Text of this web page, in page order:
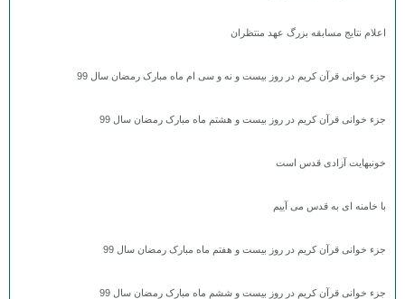
اعلام نتایج مسابقه بزرگ عهد منتظران
جزء خوانی قرآن کریم در روز بیست و نه و سی ام ماه مبارک رمضان سال 99
جزء خوانی قرآن کریم در روز بیست و هشتم ماه مبارک رمضان سال 99
خونبهایت آزادی قدس است
با خامنه ای به قدس می آییم
جزء خوانی قرآن کریم در روز بیست و هفتم ماه مبارک رمضان سال 99
جزء خوانی قرآن کریم در روز بیست و ششم ماه مبارک رمضان سال 99